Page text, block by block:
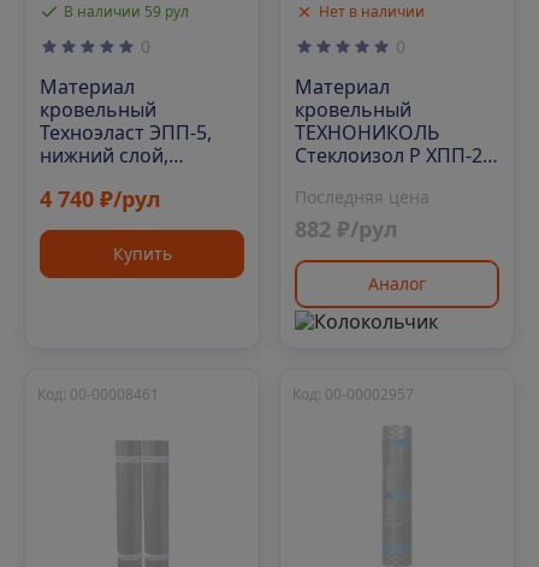
В наличии 59 рул
0
Материал
кровельный
Техноэласт ЭПП-5,
нижний слой,
4 740 ₽/рул
Купить
Нет в наличии
0
Материал
кровельный
ТЕХНОНИКОЛЬ
Стеклоизол Р ХПП-2,1
Последняя цена
882 ₽/рул
Аналог
Код: 00-00008461 Код: 00-00002957